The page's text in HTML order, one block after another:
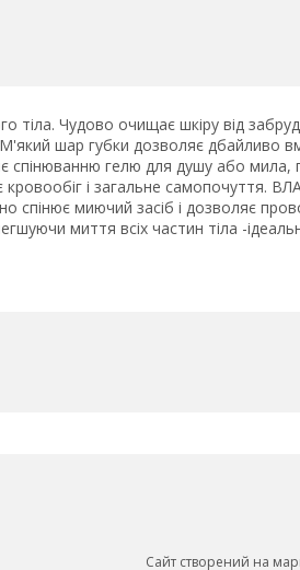
Чудово очищає шкіру від
шар губки дозволяє дбайливо
спінюванню гелю для душу або мила,
і загальне самопочуття.
спінює миючий засіб і дозволяє
миття всіх частин тіла -
Сайт створений на